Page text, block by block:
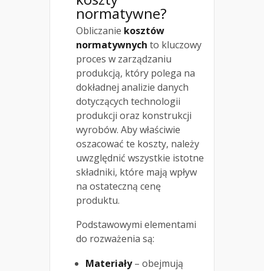
normatywne?
Obliczanie kosztów
normatywnych to kluczowy
proces w zarządzaniu
produkcją, który polega na
dokładnej analizie danych
dotyczących technologii
produkcji oraz konstrukcji
wyrobów. Aby właściwie
oszacować te koszty, należy
uwzględnić wszystkie istotne
składniki, które mają wpływ
na ostateczną cenę
produktu.
Podstawowymi elementami
do rozważenia są:
Materiały– obejmują